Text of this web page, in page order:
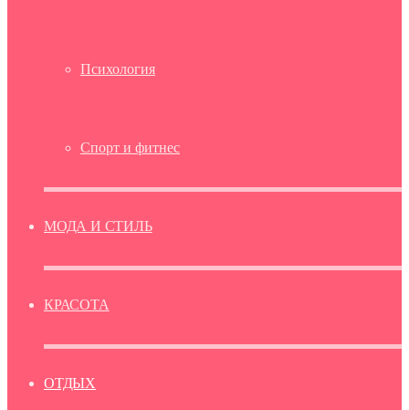
Психология
Спорт и фитнес
МОДА И СТИЛЬ
КРАСОТА
ОТДЫХ